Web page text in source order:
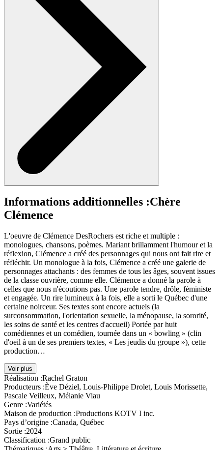
Informations additionnelles :Chère
Clémence
L'oeuvre de Clémence DesRochers est riche et multiple :
monologues, chansons, poèmes. Mariant brillamment l'humour et la
réflexion, Clémence a créé des personnages qui nous ont fait rire et
réfléchir. Un monologue à la fois, Clémence a créé une galerie de
personnages attachants : des femmes de tous les âges, souvent issues
de la classe ouvrière, comme elle. Clémence a donné la parole à
celles que nous n'écoutions pas. Une parole tendre, drôle, féministe
et engagée. Un rire lumineux à la fois, elle a sorti le Québec d'une
certaine noirceur. Ses textes sont encore actuels (la
surconsommation, l'orientation sexuelle, la ménopause, la sororité,
les soins de santé et les centres d'accueil) Portée par huit
comédiennes et un comédien, tournée dans un « bowling » (clin
d'oeil à un de ses premiers textes, « Les jeudis du groupe »), cette
production…
Voir plus
Réalisation :Rachel Graton
Producteurs :Ève Déziel, Louis-Philippe Drolet, Louis Morissette,
Pascale Veilleux, Mélanie Viau
Genre :Variétés
Maison de production :Productions KOTV I inc.
Pays d’origine :Canada, Québec
Sortie :2024
Classification :Grand public